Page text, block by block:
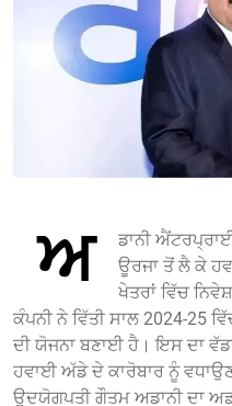
ਅ
ਡਾਨੀ
ਊਰਜਾ ਤੋਂ ਲੈ ਕੇ
ਖੇਤਰਾਂ ਵਿੱਚ
ਕੰਪਨੀ ਨੇ ਵਿੱਤੀ ਸਾਲ 2024-25
ਦੀ ਯੋਜਨਾ ਬਣਾਈ ਹੈ। ਇਸ ਦਾ
ਹਵਾਈ ਅੱਡੇ ਦੇ ਕਾਰੋਬਾਰ ਨੂੰ
ਉਦਯੋਗਪਤੀ ਗੌਤਮ ਅਡਾਨੀ ਦਾ